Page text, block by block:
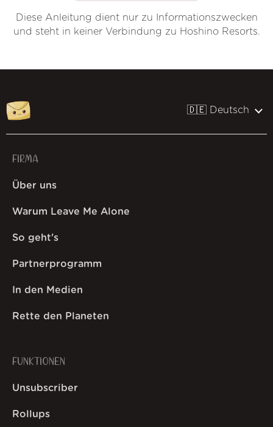
Diese Anleitung dient nur zu Informationszwecken
und steht in keiner Verbindung zu Hoshino Resorts.
🇩🇪 Deutsch
FIRMA
Über uns
Warum Leave Me Alone
So geht's
Partnerprogramm
In den Medien
Rette den Planeten
FUNKTIONEN
Unsubscriber
Rollups